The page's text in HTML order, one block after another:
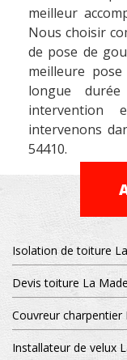
meilleur
Nous choisir
de pose de
meilleure
longue
intervention
intervenons
54410.
Isolation de toiture
Devis toiture La
Couvreur charpentier
Installateur de velux